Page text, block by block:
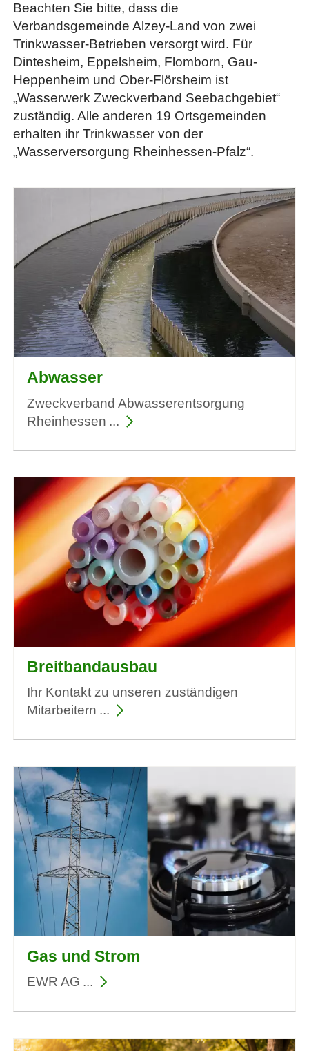
Beachten Sie bitte, dass die
Verbandsgemeinde Alzey-Land von zwei
Trinkwasser-Betrieben versorgt wird. Für
Dintesheim, Eppelsheim, Flomborn, Gau-
Heppenheim und Ober-Flörsheim ist
„Wasserwerk Zweckverband Seebachgebiet“
zuständig. Alle anderen 19 Ortsgemeinden
erhalten ihr Trinkwasser von der
„Wasserversorgung Rheinhessen-Pfalz“.
Abwasser
Zweckverband Abwasserentsorgung
Rheinhessen
Breitbandausbau
Ihr Kontakt zu unseren zuständigen
Mitarbeitern
Gas und Strom
EWR AG